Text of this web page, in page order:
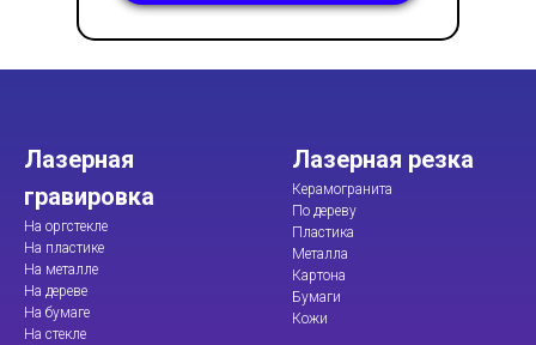
Лазерная
гравировка
На оргстекле
На пластике
На металле
На дереве
На бумаге
На стекле
Лазерная резка
Керамогранита
По дереву
Пластика
Металла
Картона
Бумаги
Кожи